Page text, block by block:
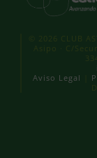
© 2026 CLUB
Asipo · C/
Aviso Legal